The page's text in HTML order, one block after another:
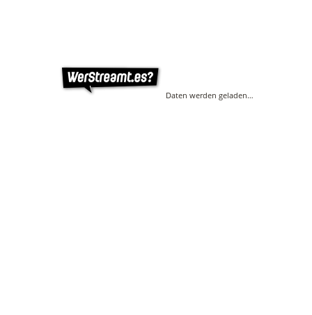
Daten werden geladen…